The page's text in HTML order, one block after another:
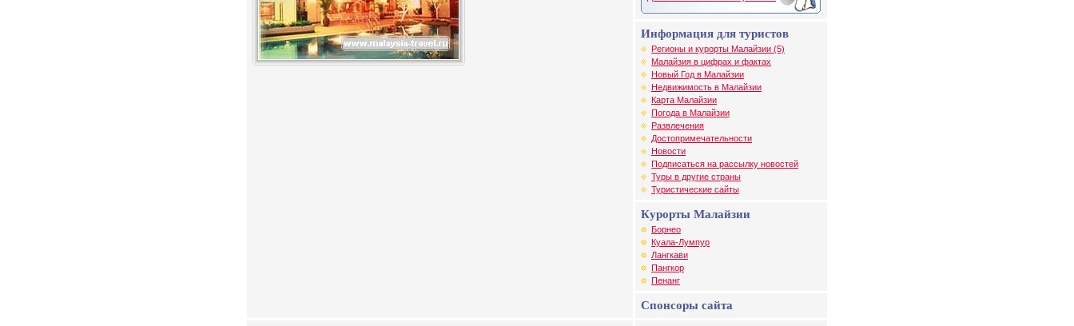
Информация для туристов
Регионы и курорты Малайзии (5)
Малайзия в цифрах и фактах
Новый Год в Малайзии
Недвижимость в Малайзии
Карта Малайзии
Погода в Малайзии
Развлечения
Достопримечательности
Новости
Подписаться на рассылку новостей
Туры в другие страны
Туристические сайты
Курорты Малайзии
Борнео
Куала-Лумпур
Лангкави
Пангкор
Пенанг
Спонсоры сайта